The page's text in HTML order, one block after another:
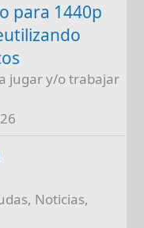
para 1440p
jugar y/o trabajar
Noticias,